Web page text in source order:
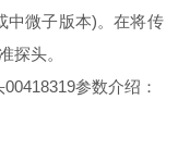
中微子版本)。在将传
探头。
参数介绍：